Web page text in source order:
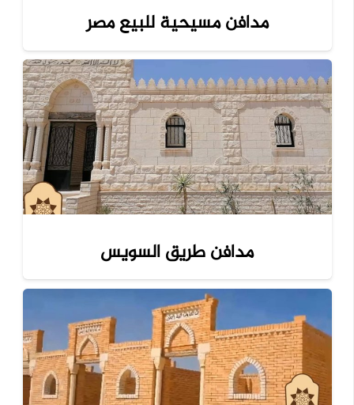
مدافن مسيحية للبيع مصر
مدافن طريق السويس